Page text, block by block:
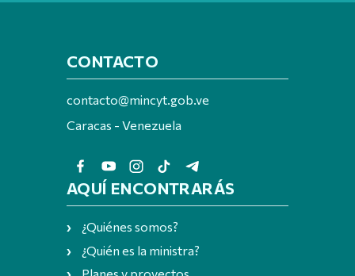
CONTACTO
contacto@mincyt.gob.ve
Caracas - Venezuela
AQUÍ ENCONTRARÁS
¿Quiénes somos?
¿Quién es la ministra?